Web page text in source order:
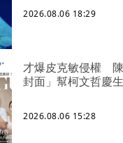
2026.08.06 18:29
才爆皮克敏侵權
封面」幫柯文哲慶
2026.08.06 15:28